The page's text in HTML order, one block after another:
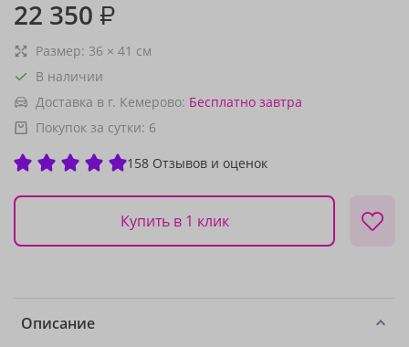
22 350 ₽
Размер: 36 × 41 см
В наличии
Доставка в г. Кемерово: Бесплатно завтра
Покупок за сутки: 6
158 Отзывов и оценок
Купить в 1 клик
Описание